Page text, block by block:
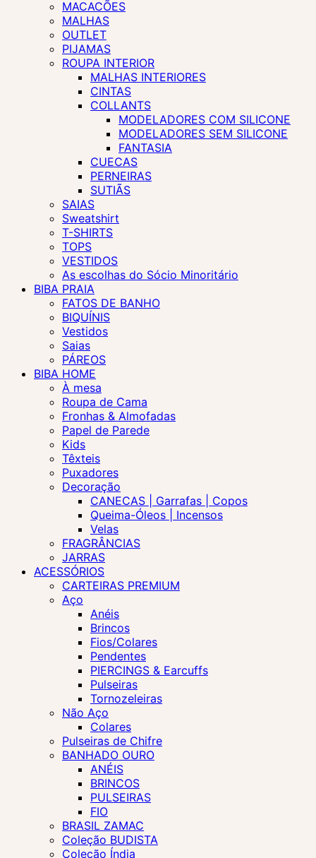
MACACÕES
MALHAS
OUTLET
PIJAMAS
ROUPA INTERIOR
MALHAS INTERIORES
CINTAS
COLLANTS
MODELADORES COM SILICONE
MODELADORES SEM SILICONE
FANTASIA
CUECAS
PERNEIRAS
SUTIÃS
SAIAS
Sweatshirt
T-SHIRTS
TOPS
VESTIDOS
As escolhas do Sócio Minoritário
BIBA PRAIA
FATOS DE BANHO
BIQUÍNIS
Vestidos
Saias
PÁREOS
BIBA HOME
À mesa
Roupa de Cama
Fronhas & Almofadas
Papel de Parede
Kids
Têxteis
Puxadores
Decoração
CANECAS | Garrafas | Copos
Queima-Óleos | Incensos
Velas
FRAGRÂNCIAS
JARRAS
ACESSÓRIOS
CARTEIRAS PREMIUM
Aço
Anéis
Brincos
Fios/Colares
Pendentes
PIERCINGS & Earcuffs
Pulseiras
Tornozeleiras
Não Aço
Colares
Pulseiras de Chifre
BANHADO OURO
ANÉIS
BRINCOS
PULSEIRAS
FIO
BRASIL ZAMAC
Coleção BUDISTA
Coleção Índia